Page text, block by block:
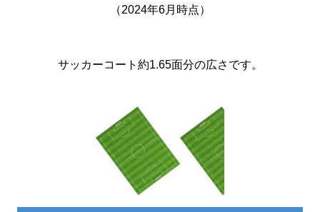
（2024年6月時点）
サッカーコート約1.65面分の広さです。